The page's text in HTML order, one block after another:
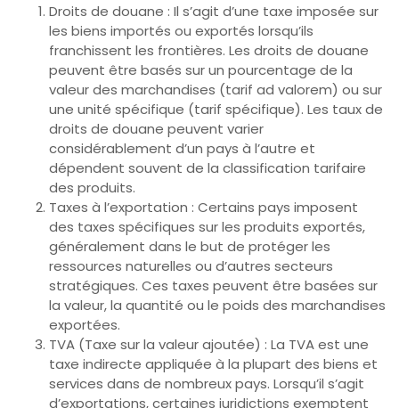
Droits de douane : Il s’agit d’une taxe imposée sur
les biens importés ou exportés lorsqu’ils
franchissent les frontières. Les droits de douane
peuvent être basés sur un pourcentage de la
valeur des marchandises (tarif ad valorem) ou sur
une unité spécifique (tarif spécifique). Les taux de
droits de douane peuvent varier
considérablement d’un pays à l’autre et
dépendent souvent de la classification tarifaire
des produits.
Taxes à l’exportation : Certains pays imposent
des taxes spécifiques sur les produits exportés,
généralement dans le but de protéger les
ressources naturelles ou d’autres secteurs
stratégiques. Ces taxes peuvent être basées sur
la valeur, la quantité ou le poids des marchandises
exportées.
TVA (Taxe sur la valeur ajoutée) : La TVA est une
taxe indirecte appliquée à la plupart des biens et
services dans de nombreux pays. Lorsqu’il s’agit
d’exportations, certaines juridictions exemptent